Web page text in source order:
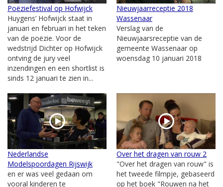
Poëziefestival op Hofwijck
Huygens’ Hofwijck staat in
januari en februari in het teken
van de poëzie. Voor de
wedstrijd Dichter op Hofwijck
ontving de jury veel
inzendingen en een shortlist is
sinds 12 januari te zien in...
Nieuwjaarreceptie 2018
Wassenaar
Verslag van de
Nieuwjaarsreceptie van de
gemeente Wassenaar op
woensdag 10 januari 2018
Nederlandse
Modelspoordagen Rijswijk
en er was veel gedaan om
vooral kinderen te
Over het dragen van rouw 2
"Over het dragen van rouw" is
het tweede filmpje, gebaseerd
op het boek "Rouwen na het